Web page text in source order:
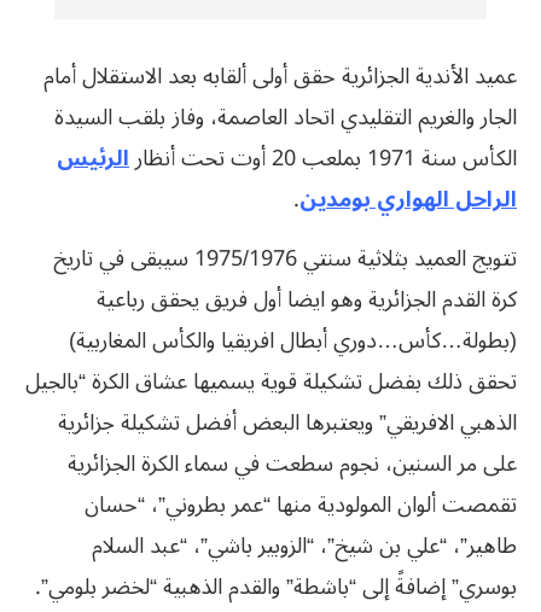
عميد الأندية الجزائرية حقق أولى ألقابه بعد الاستقلال أمام
الجار والغريم التقليدي اتحاد العاصمة، وفاز بلقب السيدة
الكأس سنة 1971 بملعب 20 أوت تحت أنظار
الرئيس
الراحل الهواري بومدين.
تتويج العميد بثلاثية سنتي 1975/1976 سيبقى في تاريخ
كرة القدم الجزائرية وهو ايضا أول فريق يحقق رباعية
(بطولة…كأس…دوري أبطال افريقيا والكأس المغاربية)
تحقق ذلك بفضل تشكيلة قوية يسميها عشاق الكرة “بالجيل
الذهبي الافريقي” ويعتبرها البعض أفضل تشكيلة جزائرية
على مر السنين، نجوم سطعت في سماء الكرة الجزائرية
تقمصت ألوان المولودية منها “عمر بطروني”، “حسان
طاهير”، “علي بن شيخ”، “الزوبير باشي”، “عبد السلام
بوسري” إضافةً إلى “باشطة” والقدم الذهبية “لخضر بلومي”.